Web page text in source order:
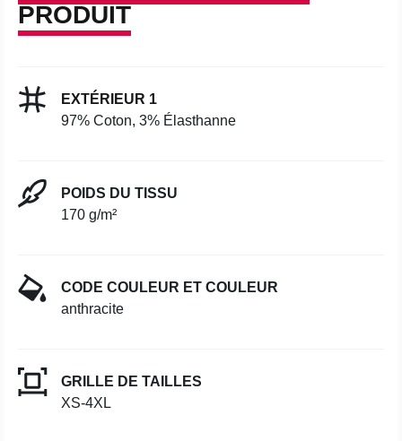
PRODUIT
EXTÉRIEUR 1
97% Coton, 3% Élasthanne
POIDS DU TISSU
170 g/m²
CODE COULEUR ET COULEUR
anthracite
GRILLE DE TAILLES
XS-4XL